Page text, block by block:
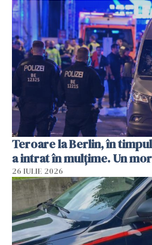
Teroare la Berlin, în
a intrat în mulțime. Un
26 IULIE 2026